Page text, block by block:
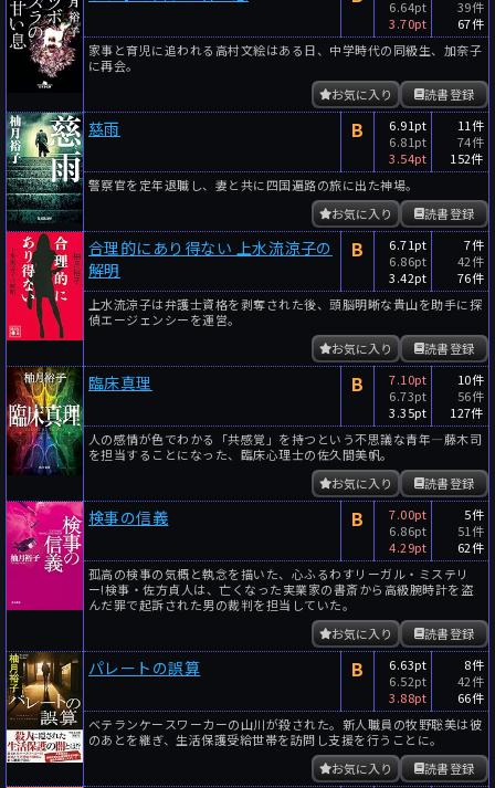
6.64pt
3.70pt
39件
67件
家事と育児に追われる高村文絵はある日、中学時代の同級生、加奈子
に再会。
読書登録
お気に入り
慈雨 B
6.91pt
6.81pt
3.54pt
11件
74件
152件
警察官を定年退職し、妻と共に四国遍路の旅に出た神場。
読書登録
お気に入り
合理的にあり得ない 上水流涼子の
解明
B
6.71pt
6.86pt
3.42pt
7件
42件
76件
上水流涼子は弁護士資格を剥奪された後、頭脳明晰な貴山を助手に探
偵エージェンシーを運営。
読書登録
お気に入り
臨床真理 B
7.10pt
6.73pt
3.35pt
10件
56件
127件
人の感情が色でわかる「共感覚」を持つという不思議な青年―藤木司
を担当することになった、臨床心理士の佐久間美帆。
読書登録
お気に入り
検事の信義 B
7.00pt
6.86pt
4.29pt
5件
51件
62件
孤高の検事の気概と執念を描いた、心ふるわすリーガル・ミステリ
ー!検事・佐方貞人は、亡くなった実業家の書斎から高級腕時計を盗
んだ罪で起訴された男の裁判を担当していた。
読書登録
お気に入り
パレートの誤算 B
6.63pt
6.52pt
3.88pt
8件
42件
66件
ベテランケースワーカーの山川が殺された。新人職員の牧野聡美は彼
のあとを継ぎ、生活保護受給世帯を訪問し支援を行うことに。
読書登録
お気に入り